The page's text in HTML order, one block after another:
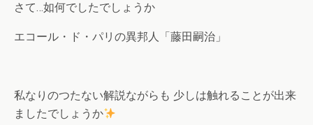
さて…如何でしたでしょうか
エコール・ド・パリの異邦人「藤田嗣治」
私なりのつたない解説ながらも 少しは触れることが出来
ましたでしょうか